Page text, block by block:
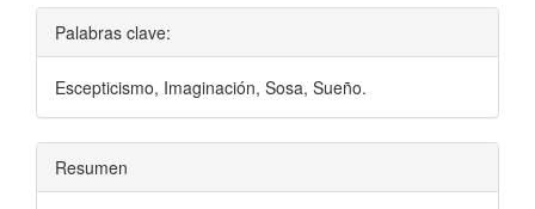
Palabras clave:
Escepticismo, Imaginación, Sosa, Sueño.
Resumen